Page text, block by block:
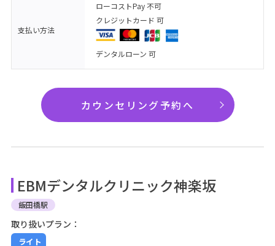
支払い方法
ローコストPay 不可
クレジットカード 可
デンタルローン 可
カウンセリング予約へ
EBMデンタルクリニック神楽坂
飯田橋駅
取り扱いプラン：
ライト